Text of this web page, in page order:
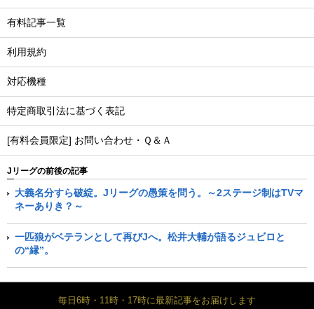
有料記事一覧
利用規約
対応機種
特定商取引法に基づく表記
[有料会員限定] お問い合わせ・Ｑ＆Ａ
Jリーグの前後の記事
大義名分すら破綻。Jリーグの愚策を問う。～2ステージ制はTVマ
ネーありき？～
一匹狼がベテランとして再びJへ。松井大輔が語るジュビロと
の“縁”。
毎日6時・11時・17時に最新記事をお届けします